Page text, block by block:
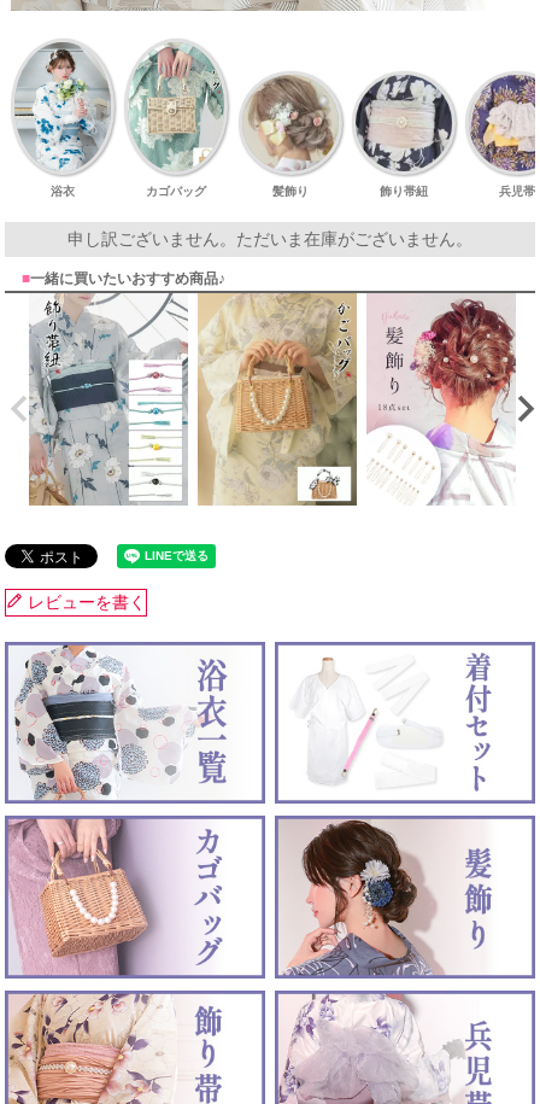
浴衣 カゴバッグ 髪飾り 飾り帯紐 兵児帯
申し訳ございません。ただいま在庫がございません。
■一緒に買いたいおすすめ商品♪
レビューを書く